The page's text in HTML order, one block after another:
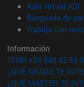
Aula virtual ADI
Búsqueda de
Trabaja con
Información
TFNO +34 948 42 56
¿QUÉ GRADO TE
¿QUÉ MÁSTER TE